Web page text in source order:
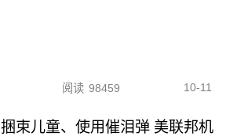
阅读 98459 10-11
捆束儿童、使用催泪弹 美联邦机